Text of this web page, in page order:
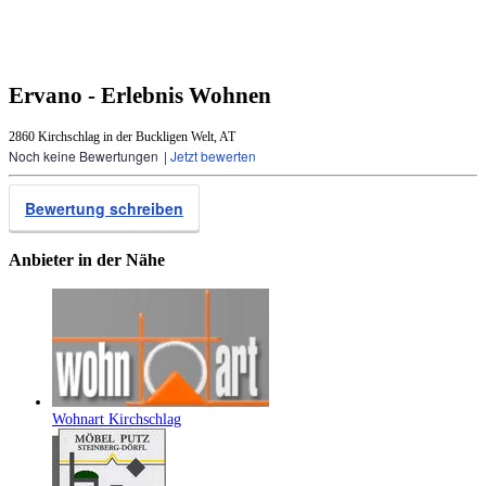
Ervano - Erlebnis Wohnen
2860 Kirchschlag in der Buckligen Welt, AT
Noch keine Bewertungen | Jetzt bewerten
Bewertung schreiben
Anbieter in der Nähe
Wohnart Kirchschlag